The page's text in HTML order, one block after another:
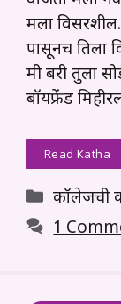
मला
पासूनच तिला
मी बरी तुला
बॉयफ्रेंड
Read Katha
कॉलेजची
1